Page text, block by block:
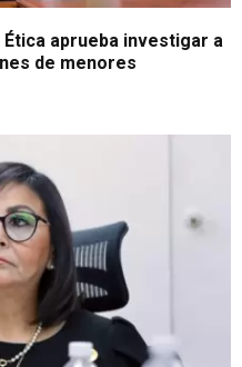
aprueba investigar a
de menores